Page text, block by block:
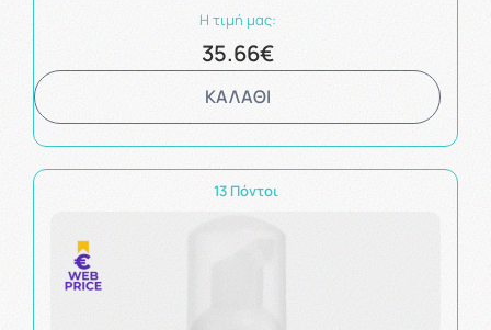
Η τιμή μας:
35.66€
ΚΑΛΑΘΙ
13 Πόντοι